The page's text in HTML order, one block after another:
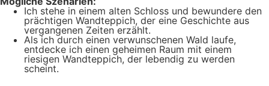
Ich stehe in einem alten Schloss und bewundere den
prächtigen Wandteppich, der eine Geschichte aus
vergangenen Zeiten erzählt.
Als ich durch einen verwunschenen Wald laufe,
entdecke ich einen geheimen Raum mit einem
riesigen Wandteppich, der lebendig zu werden
scheint.